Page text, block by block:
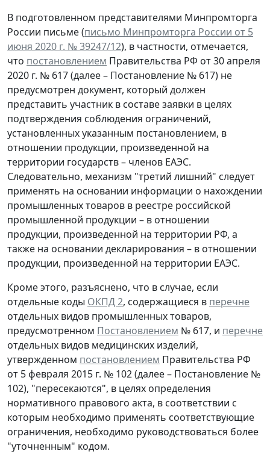
В подготовленном представителями Минпромторга
России письме (письмо Минпромторга России от 5
июня 2020 г. № 39247/12), в частности, отмечается,
что постановлением Правительства РФ от 30 апреля
2020 г. № 617 (далее – Постановление № 617) не
предусмотрен документ, который должен
представить участник в составе заявки в целях
подтверждения соблюдения ограничений,
установленных указанным постановлением, в
отношении продукции, произведенной на
территории государств – членов ЕАЭС.
Следовательно, механизм "третий лишний" следует
применять на основании информации о нахождении
промышленных товаров в реестре российской
промышленной продукции – в отношении
продукции, произведенной на территории РФ, а
также на основании декларирования – в отношении
продукции, произведенной на территории ЕАЭС.
Кроме этого, разъяснено, что в случае, если
отдельные коды ОКПД 2, содержащиеся в перечне
отдельных видов промышленных товаров,
предусмотренном Постановлением № 617, и перечне
отдельных видов медицинских изделий,
утвержденном постановлением Правительства РФ
от 5 февраля 2015 г. № 102 (далее – Постановление №
102), "пересекаются", в целях определения
нормативного правового акта, в соответствии с
которым необходимо применять соответствующие
ограничения, необходимо руководствоваться более
"уточненным" кодом.